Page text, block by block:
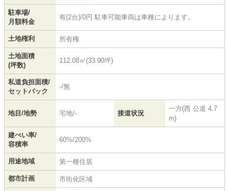
駐車場/
月額料金
有(2台)/0円 駐車可能車両は車種によります。
土地権利 所有権
土地面積
(坪数)
112.08㎡(33.90坪)
私道負担面積/
セットバック
-/無
地目/地勢 宅地/- 接道状況
一方(西 公道 4.7
m)
建ぺい率/
容積率
60%/200%
用途地域 第一種住居
都市計画 市街化区域